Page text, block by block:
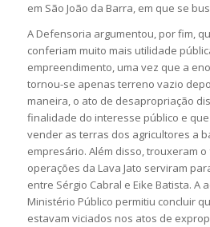
em São João da Barra, em que se
A Defensoria argumentou, por fim,
conferiam muito mais utilidade
empreendimento, uma vez que a
tornou-se apenas terreno vazio
maneira, o ato de desapropriação
finalidade do interesse público e
vender as terras dos agricultores a
empresário. Além disso, trouxeram
operações da Lava Jato serviram
entre Sérgio Cabral e Eike Batista. A
Ministério Público permitiu concluir
estavam viciados nos atos de